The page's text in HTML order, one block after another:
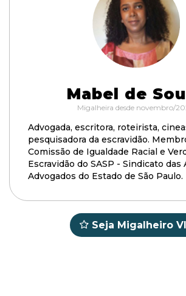
Mabel de
Migalheira desde novembro/
Advogada, escritora, roteirista,
pesquisadora da escravidão.
Comissão de Igualdade Racial e
Escravidão do SASP - Sindicato das
Advogados do Estado de São Paulo.
Seja Migalheiro